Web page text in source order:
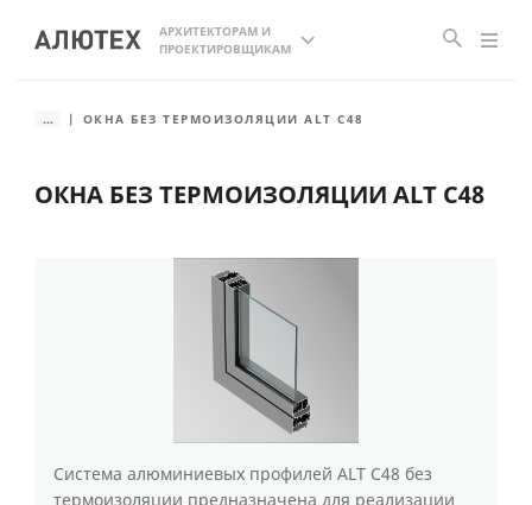
АРХИТЕКТОРАМ И
ПРОЕКТИРОВЩИКАМ
... ОКНА БЕЗ ТЕРМОИЗОЛЯЦИИ ALT C48
ОКНА БЕЗ ТЕРМОИЗОЛЯЦИИ ALT C48
Система алюминиевых профилей ALT C48 без